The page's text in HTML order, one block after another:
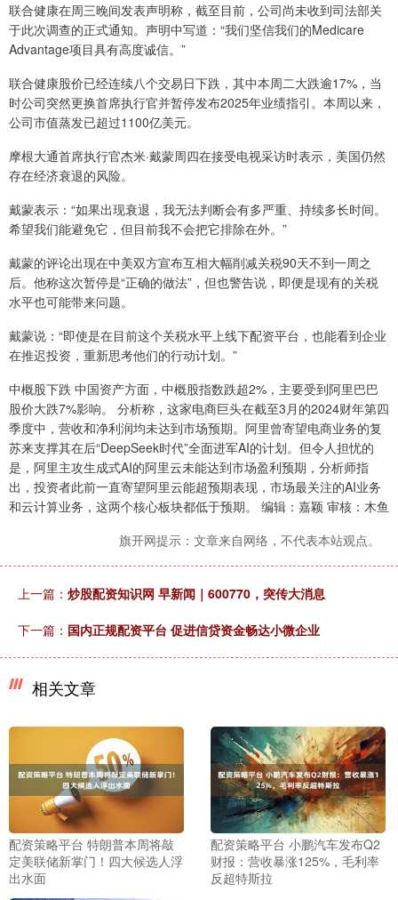
联合健康在周三晚间发表声明称，截至目前，公司尚未收到司法部关
于此次调查的正式通知。声明中写道：“我们坚信我们的Medicare
Advantage项目具有高度诚信。”
联合健康股价已经连续八个交易日下跌，其中本周二大跌逾17%，当
时公司突然更换首席执行官并暂停发布2025年业绩指引。本周以来，
公司市值蒸发已超过1100亿美元。
摩根大通首席执行官杰米·戴蒙周四在接受电视采访时表示，美国仍然
存在经济衰退的风险。
戴蒙表示：“如果出现衰退，我无法判断会有多严重、持续多长时间。
希望我们能避免它，但目前我不会把它排除在外。”
戴蒙的评论出现在中美双方宣布互相大幅削减关税90天不到一周之
后。他称这次暂停是“正确的做法”，但也警告说，即便是现有的关税
水平也可能带来问题。
戴蒙说：“即使是在目前这个关税水平上线下配资平台，也能看到企业
在推迟投资，重新思考他们的行动计划。”
中概股下跌 中国资产方面，中概股指数跌超2%，主要受到阿里巴巴
股价大跌7%影响。 分析称，这家电商巨头在截至3月的2024财年第四
季度中，营收和净利润均未达到市场预期。阿里曾寄望电商业务的复
苏来支撑其在后“DeepSeek时代”全面进军AI的计划。但令人担忧的
是，阿里主攻生成式AI的阿里云未能达到市场盈利预期，分析师指
出，投资者此前一直寄望阿里云能超预期表现，市场最关注的AI业务
和云计算业务，这两个核心板块都低于预期。 编辑：嘉颖 审核：木鱼
旗开网提示：文章来自网络，不代表本站观点。
上一篇： 炒股配资知识网 早新闻｜600770，突传大消息
下一篇： 国内正规配资平台 促进信贷资金畅达小微企业
相关文章
配资策略平台 特朗普本周将敲
定美联储新掌门！四大候选人浮
出水面
配资策略平台 小鹏汽车发布Q2
财报：营收暴涨125%，毛利率
反超特斯拉